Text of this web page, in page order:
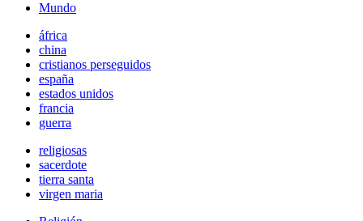
Mundo
áfrica
china
cristianos perseguidos
españa
estados unidos
francia
guerra
religiosas
sacerdote
tierra santa
virgen maria